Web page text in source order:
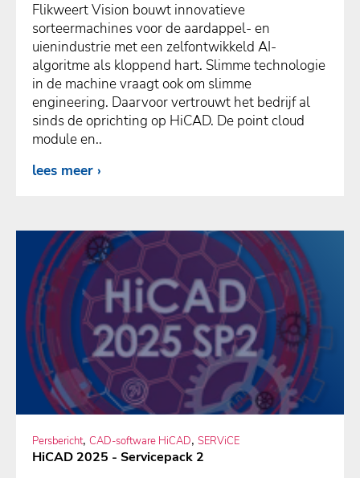
Flikweert Vision bouwt innovatieve
sorteermachines voor de aardappel- en
uienindustrie met een zelfontwikkeld AI-
algoritme als kloppend hart. Slimme technologie
in de machine vraagt ook om slimme
engineering. Daarvoor vertrouwt het bedrijf al
sinds de oprichting op HiCAD. De point cloud
module en..
lees meer
Persbericht, CAD-software HiCAD, SERViCE
HiCAD 2025 - Servicepack 2